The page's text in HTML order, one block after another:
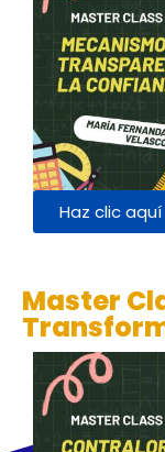
Haz clic aquí
Master